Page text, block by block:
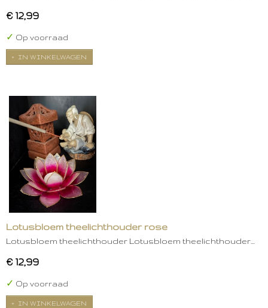
€ 12,99
✓ Op voorraad
IN WINKELWAGEN
Lotusbloem theelichthouder rose
Lotusbloem theelichthouder Lotusbloem theelichthouder…
€ 12,99
✓ Op voorraad
IN WINKELWAGEN